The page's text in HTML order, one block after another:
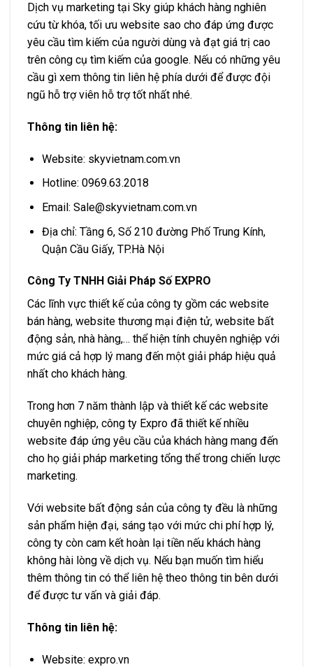
Dịch vụ marketing tại Sky giúp khách hàng nghiên
cứu từ khóa, tối ưu website sao cho đáp ứng được
yêu cầu tìm kiếm của người dùng và đạt giá trị cao
trên công cụ tìm kiếm của google. Nếu có những yêu
cầu gì xem thông tin liên hệ phía dưới để được đội
ngũ hỗ trợ viên hỗ trợ tốt nhất nhé.
Thông tin liên hệ:
Website: skyvietnam.com.vn
Hotline: 0969.63.2018
Email: Sale@skyvietnam.com.vn
Địa chỉ: Tầng 6, Số 210 đường Phố Trung Kính,
Quận Cầu Giấy, TP.Hà Nội
Công Ty TNHH Giải Pháp Số EXPRO
Các lĩnh vực thiết kế của công ty gồm các website
bán hàng, website thương mại điện tử, website bất
động sản, nhà hàng,… thể hiện tính chuyên nghiệp với
mức giá cả hợp lý mang đến một giải pháp hiệu quả
nhất cho khách hàng.
Trong hơn 7 năm thành lập và thiết kế các website
chuyên nghiệp, công ty Expro đã thiết kế nhiều
website đáp ứng yêu cầu của khách hàng mang đến
cho họ giải pháp marketing tổng thể trong chiến lược
marketing.
Với website bất động sản của công ty đều là những
sản phẩm hiện đại, sáng tạo với mức chi phí hợp lý,
công ty còn cam kết hoàn lại tiền nếu khách hàng
không hài lòng về dịch vụ. Nếu bạn muốn tìm hiểu
thêm thông tin có thể liên hệ theo thông tin bên dưới
để được tư vấn và giải đáp.
Thông tin liên hệ:
Website: expro.vn